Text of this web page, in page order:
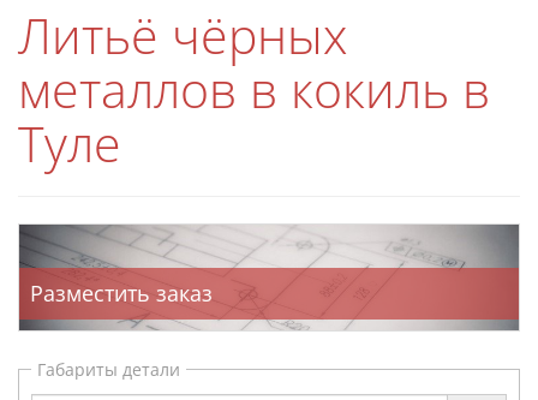
Литьё чёрных
металлов в кокиль в
Туле
Разместить заказ
Габариты детали